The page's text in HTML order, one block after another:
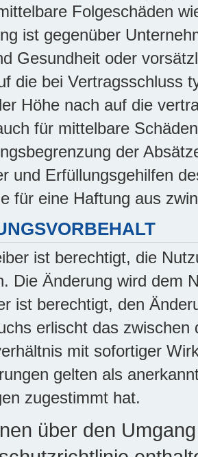
Folgeschäden
ist gegenüber
Gesundheit oder
die bei Vertragsschluss
Höhe nach auf die
für mittelbare
der
und Erfüllungsgehilfen
für eine Haftung aus
ist berechtigt, die
Die Änderung wird dem
ist berechtigt, den
erlischt das
mit sofortiger
gelten als
zugestimmt hat.
über den